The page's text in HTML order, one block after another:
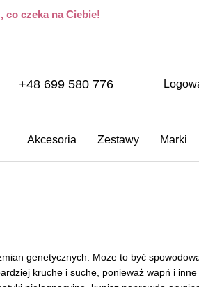
co czeka na Ciebie!
+48 699 580 776
Akcesoria Zestawy Marki
genetycznych. Może to być
kruche i suche, ponieważ wapń i inne